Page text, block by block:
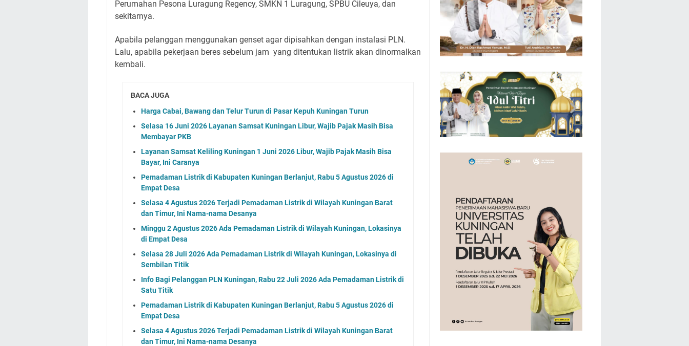
Perumahan Pesona Luragung Regency, SMKN 1 Luragung, SPBU Cileuya, dan
sekitarnya.
Apabila pelanggan menggunakan genset agar dipisahkan dengan instalasi PLN.
Lalu, apabila pekerjaan beres sebelum jam yang ditentukan listrik akan dinormalkan
kembali.
BACA JUGA
Harga Cabai, Bawang dan Telur Turun di Pasar Kepuh Kuningan Turun
Selasa 16 Juni 2026 Layanan Samsat Kuningan Libur, Wajib Pajak Masih Bisa
Membayar PKB
Layanan Samsat Keliling Kuningan 1 Juni 2026 Libur, Wajib Pajak Masih Bisa
Bayar, Ini Caranya
Pemadaman Listrik di Kabupaten Kuningan Berlanjut, Rabu 5 Agustus 2026 di
Empat Desa
Selasa 4 Agustus 2026 Terjadi Pemadaman Listrik di Wilayah Kuningan Barat
dan Timur, Ini Nama-nama Desanya
Minggu 2 Agustus 2026 Ada Pemadaman Listrik di Wilayah Kuningan, Lokasinya
di Empat Desa
Selasa 28 Juli 2026 Ada Pemadaman Listrik di Wilayah Kuningan, Lokasinya di
Sembilan Titik
Info Bagi Pelanggan PLN Kuningan, Rabu 22 Juli 2026 Ada Pemadaman Listrik di
Satu Titik
Pemadaman Listrik di Kabupaten Kuningan Berlanjut, Rabu 5 Agustus 2026 di
Empat Desa
Selasa 4 Agustus 2026 Terjadi Pemadaman Listrik di Wilayah Kuningan Barat
dan Timur, Ini Nama-nama Desanya